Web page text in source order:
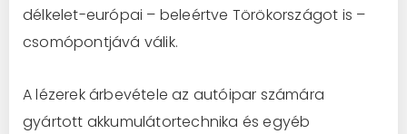
délkelet-európai – beleértve Törökországot is –
csomópontjává válik.
A lézerek árbevétele az autóipar számára
gyártott akkumulátortechnika és egyéb